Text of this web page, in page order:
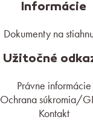
Informácie
Dokumenty na
Užitočné
Právne informácie
Ochrana súkromia/
Kontakt